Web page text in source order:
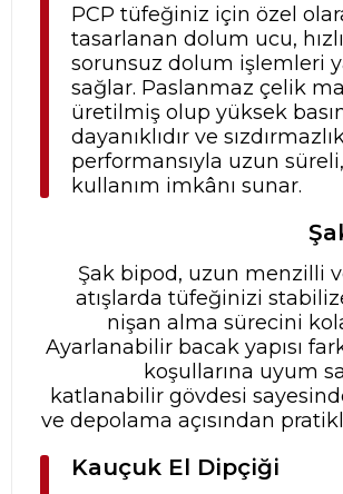
PCP tüfeğiniz için özel
tasarlanan dolum ucu,
sorunsuz dolum işlemleri
sağlar. Paslanmaz çelik
üretilmiş olup yüksek
dayanıklıdır ve
performansıyla uzun
kullanım imkânı sunar.
Şak bipod, uzun menzilli
atışlarda tüfeğinizi
nişan alma sürecini
Ayarlanabilir bacak yapısı
koşullarına uyum
katlanabilir gövdesi
ve depolama açısından
Kauçuk El Dipçiği